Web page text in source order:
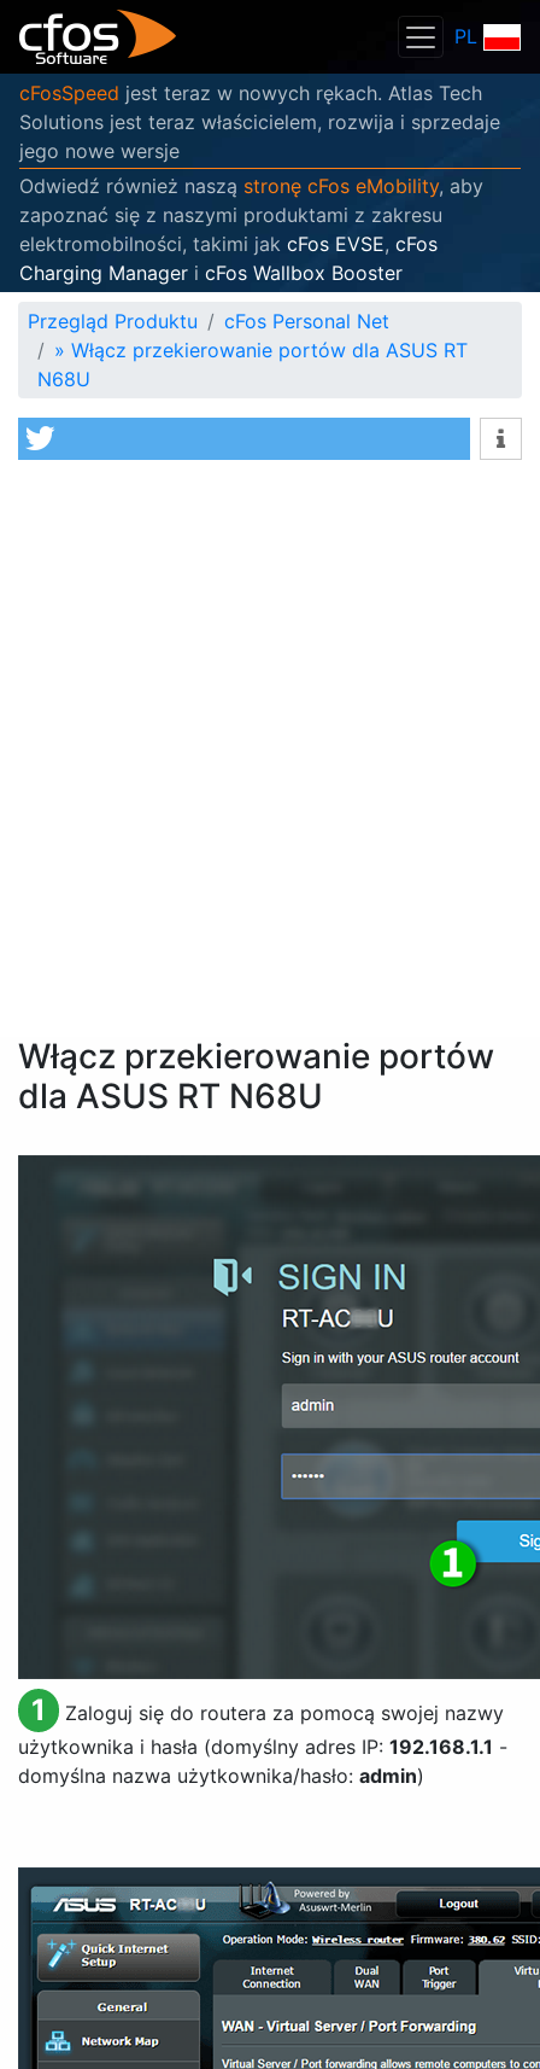
PL
cFosSpeed jest teraz w nowych rękach. Atlas Tech
Solutions jest teraz właścicielem, rozwija i sprzedaje
jego nowe wersje
Odwiedź również naszą stronę cFos eMobility, aby
zapoznać się z naszymi produktami z zakresu
elektromobilności, takimi jak cFos EVSE, cFos
Charging Manager i cFos Wallbox Booster
Przegląd Produktu
cFos Personal Net
» Włącz przekierowanie portów dla ASUS RT
N68U
Włącz przekierowanie portów
dla ASUS RT N68U
1
Zaloguj się do routera za pomocą swojej nazwy
użytkownika i hasła (domyślny adres IP: 192.168.1.1 -
domyślna nazwa użytkownika/hasło: admin)